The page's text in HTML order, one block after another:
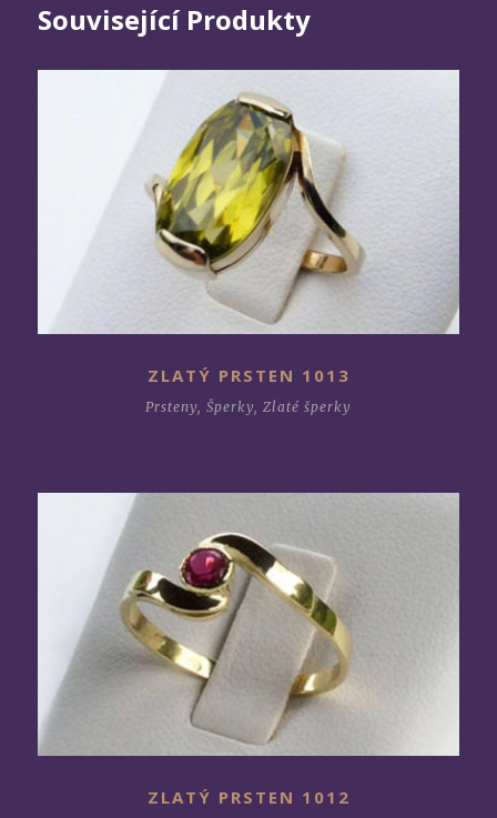
Související Produkty
ZLATÝ PRSTEN 1013
Prsteny Šperky Zlaté šperky
ZLATÝ PRSTEN 1012